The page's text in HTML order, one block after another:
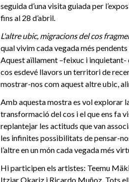
seguida d’una visita guiada per
fins al 28 d’abril.
L'altre ubic, migracions del cos
qual vivim cada vegada més
Aquest aïllament –feixuc i inquietant-
cos esdevé llavors un territori de
mostrar-nos com aquest altre ubic,
Amb aquesta mostra es vol explorar
transformació del cos i el que ens fa
replantejar les actituds que van
les infinites possibilitats de pensar-
l’altre en un món cada vegada més
Hi participen els artistes: Teemu
Itziar Okariz i Ricardo Muñoz. Tots